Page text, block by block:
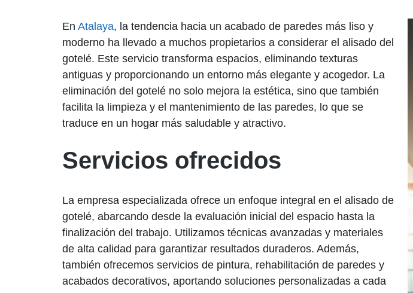
En Atalaya, la tendencia hacia un acabado de paredes más liso y
moderno ha llevado a muchos propietarios a considerar el alisado del
gotelé. Este servicio transforma espacios, eliminando texturas
antiguas y proporcionando un entorno más elegante y acogedor. La
eliminación del gotelé no solo mejora la estética, sino que también
facilita la limpieza y el mantenimiento de las paredes, lo que se
traduce en un hogar más saludable y atractivo.
Servicios ofrecidos
La empresa especializada ofrece un enfoque integral en el alisado de
gotelé, abarcando desde la evaluación inicial del espacio hasta la
finalización del trabajo. Utilizamos técnicas avanzadas y materiales
de alta calidad para garantizar resultados duraderos. Además,
también ofrecemos servicios de pintura, rehabilitación de paredes y
acabados decorativos, aportando soluciones personalizadas a cada